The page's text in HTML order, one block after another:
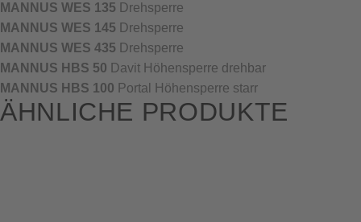
MANNUS WES 135 Drehsperre
MANNUS WES 145 Drehsperre
MANNUS WES 435 Drehsperre
MANNUS HBS 50 Davit Höhensperre drehbar
MANNUS HBS 100 Portal Höhensperre starr
ÄHNLICHE PRODUKTE